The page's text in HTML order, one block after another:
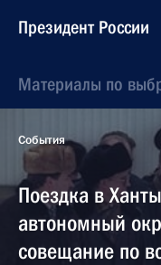
Президент России
Материалы по
События
Поездка в
автономный
совещание по